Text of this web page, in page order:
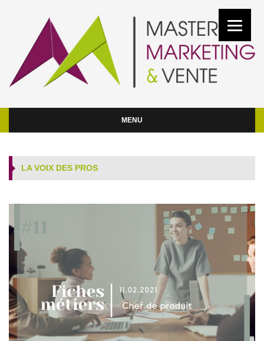
MENU
LA VOIX DES PROS